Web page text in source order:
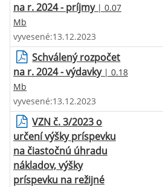
na r. 2024 - príjmy| 0.07
Mb
vyvesené:13.12.2023
Schválený rozpočet
na r. 2024 - výdavky| 0.18
Mb
vyvesené:13.12.2023
VZN č. 3/2023 o
určení výšky príspevku
na čiastočnú úhradu
nákladov, výšky
príspevku na režijné